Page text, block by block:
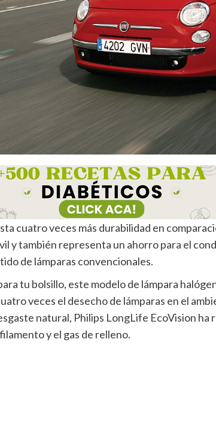
cuatro veces más durabilidad en
y también representa un ahorro para el
de lámparas convencionales.
tu bolsillo, este modelo de lámpara
veces el desecho de lámparas en el
natural, Philips LongLife EcoVision ha
y el gas de relleno.